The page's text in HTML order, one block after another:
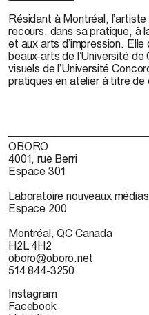
Résidant à Montréal,
recours, dans sa pratique, à
et aux arts d’impression.
beaux-arts de l’Université
visuels de l’Université
pratiques en atelier à titre de
OBORO
4001, rue Berri
Espace 301
Laboratoire nouveaux médias
Espace 200
Montréal, QC Canada
H2L 4H2
oboro@oboro.net
514 844-3250
Instagram
Facebook